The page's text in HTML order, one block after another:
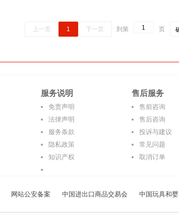
上一页 1 下一页 到第 页
服务说明
免责声明
法律声明
服务条款
隐私政策
知识产权
售后服务
售前咨询
售后咨询
投诉与建议
常见问题
取消订单
网站公安备案 中国进出口商品交易会 中国玩具和